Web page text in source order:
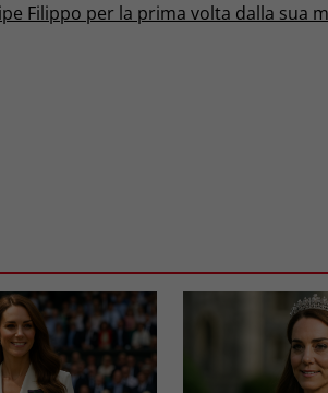
Filippo per la prima volta dalla sua